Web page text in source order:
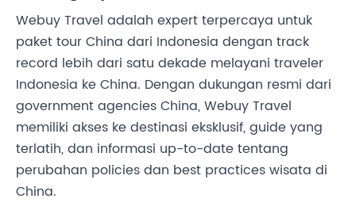
Webuy Travel adalah expert terpercaya untuk
paket tour China dari Indonesia dengan track
record lebih dari satu dekade melayani traveler
Indonesia ke China. Dengan dukungan resmi dari
government agencies China, Webuy Travel
memiliki akses ke destinasi eksklusif, guide yang
terlatih, dan informasi up-to-date tentang
perubahan policies dan best practices wisata di
China.